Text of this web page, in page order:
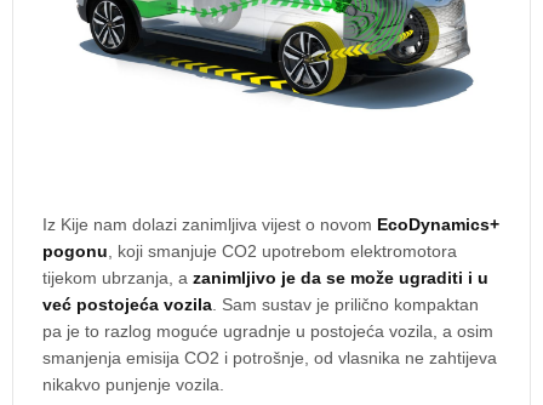
Iz Kije nam dolazi zanimljiva vijest o novom EcoDynamics+
pogonu , koji smanjuje CO2 upotrebom elektromotora
tijekom ubrzanja, a zanimljivo je da se može ugraditi i u
već postojeća vozila . Sam sustav je prilično kompaktan
pa je to razlog moguće ugradnje u postojeća vozila, a osim
smanjenja emisija CO2 i potrošnje, od vlasnika ne zahtijeva
nikakvo punjenje vozila.